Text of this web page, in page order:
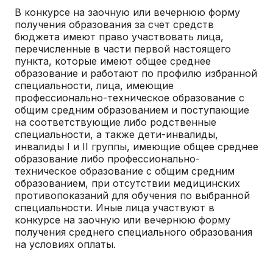
В конкурсе на заочную или вечернюю форму
получения образования за счет средств
бюджета имеют право участвовать лица,
перечисленные в части первой настоящего
пункта, которые имеют общее среднее
образование и работают по профилю избранной
специальности, лица, имеющие
профессионально-техническое образование с
общим средним образованием и поступающие
на соответствующие либо родственные
специальности, а также дети-инвалиды,
инвалиды I и II группы, имеющие общее среднее
образование либо профессионально-
техническое образование с общим средним
образованием, при отсутствии медицинских
противопоказаний для обучения по выбранной
специальности. Иные лица участвуют в
конкурсе на заочную или вечернюю форму
получения среднего специального образования
на условиях оплаты.